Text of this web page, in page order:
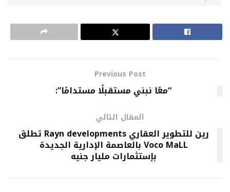
Previous Post
“معًا نبني مستقبلًا مستدامًا”:
المقال التالي
رين للتطوير العقاري Rayn developments تطلق
Voco MaLL بالعاصمة الإدارية الجديدة
بإستثمارات مليار جنيه